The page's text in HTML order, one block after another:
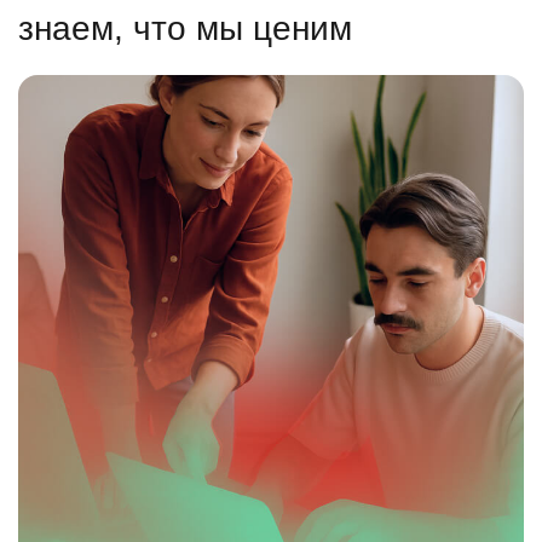
знаем, что мы ценим